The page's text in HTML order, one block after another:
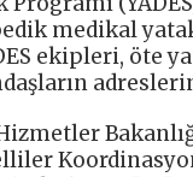
medikal
ekipleri, öte